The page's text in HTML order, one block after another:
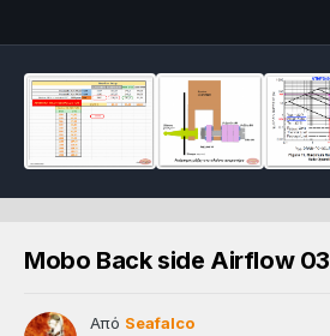
Mobo Back side Airflow 03
Από Seafalco